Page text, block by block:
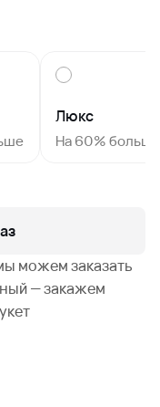
Люкс
На 60% больше
можем заказать
— закажем